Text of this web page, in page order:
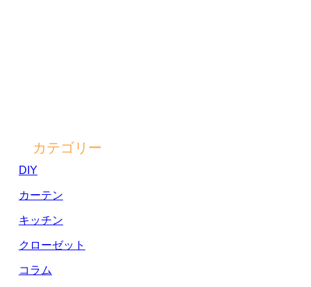
カテゴリー
DIY
カーテン
キッチン
クローゼット
コラム